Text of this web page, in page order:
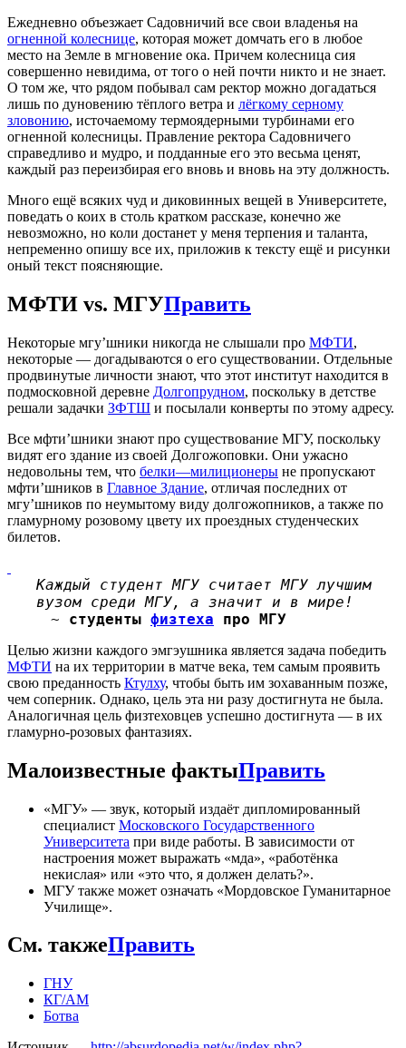
Ежедневно объезжает Садовничий все свои владенья на
огненной колеснице, которая может домчать его в любое
место на Земле в мгновение ока. Причем колесница сия
совершенно невидима, от того о ней почти никто и не знает.
О том же, что рядом побывал сам ректор можно догадаться
лишь по дуновению тёплого ветра и лёгкому серному
зловонию, источаемому термоядерными турбинами его
огненной колесницы. Правление ректора Садовничего
справедливо и мудро, и подданные его это весьма ценят,
каждый раз переизбирая его вновь и вновь на эту должность.
Много ещё всяких чуд и диковинных вещей в Университете,
поведать о коих в столь кратком рассказе, конечно же
невозможно, но коли достанет у меня терпения и таланта,
непременно опишу все их, приложив к тексту ещё и рисунки
оный текст поясняющие.
МФТИ vs. МГУПравить
Некоторые мгу’шники никогда не слышали про МФТИ,
некоторые — догадываются о его существовании. Отдельные
продвинутые личности знают, что этот институт находится в
подмосковной деревне Долгопрудном, поскольку в детстве
решали задачки ЗФТШ и посылали конверты по этому адресу.
Все мфти’шники знают про существование МГУ, поскольку
видят его здание из своей Долгожоповки. Они ужасно
недовольны тем, что белки—милиционеры не пропускают
мфти’шников в Главное Здание, отличая последних от
мгу’шников по неумытому виду долгожопников, а также по
гламурному розовому цвету их проездных студенческих
билетов.
Каждый студент МГУ считает МГУ лучшим
вузом среди МГУ, а значит и в мире!
~ студенты физтеха про МГУ
Целью жизни каждого эмгэушника является задача победить
МФТИ на их территории в матче века, тем самым проявить
свою преданность Ктулху, чтобы быть им зохаванным позже,
чем соперник. Однако, цель эта ни разу достигнута не была.
Аналогичная цель физтеховцев успешно достигнута — в их
гламурно-розовых фантазиях.
Малоизвестные фактыПравить
«МГУ» — звук, который издаёт дипломированный
специалист Московского Государственного
Университета при виде работы. В зависимости от
настроения может выражать «мда», «работёнка
некислая» или «это что, я должен делать?».
МГУ также может означать «Мордовское Гуманитарное
Училище».
См. такжеПравить
ГНУ
КГ/АМ
Ботва